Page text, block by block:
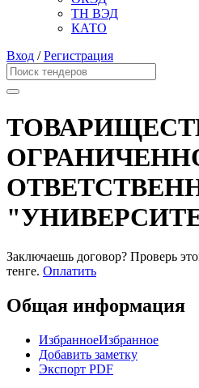
ТН ВЭД
КАТО
Вход /Регистрация
Заключаешь договор? Проверь
тенге. Оплатить
Общая информация
ИзбранноеИзбранное
Добавить заметку
Экспорт PDF